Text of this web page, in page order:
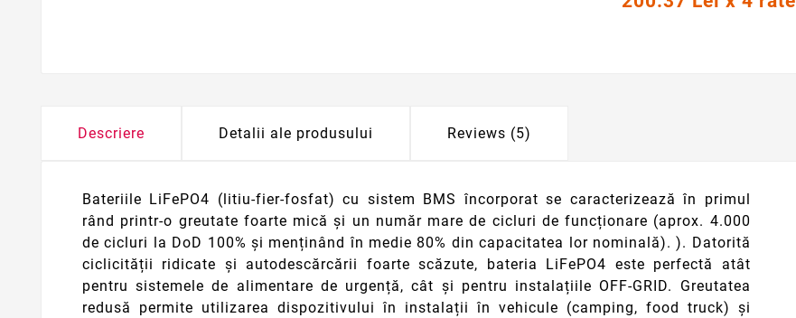
Descriere Detalii ale produsului Reviews (5)
Bateriile LiFePO4 (litiu-fier-fosfat) cu sistem BMS încorporat se caracterizează în primul
rând printr-o greutate foarte mică și un număr mare de cicluri de funcționare (aprox. 4.000
de cicluri la DoD 100% și menținând în medie 80% din capacitatea lor nominală). ). Datorită
ciclicității ridicate și autodescărcării foarte scăzute, bateria LiFePO4 este perfectă atât
pentru sistemele de alimentare de urgență, cât și pentru instalațiile OFF-GRID. Greutatea
redusă permite utilizarea dispozitivului în instalații în vehicule (camping, food truck) și